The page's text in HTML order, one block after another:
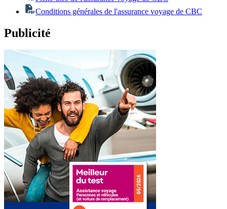
Conditions générales de l'assurance voyage de CBC
Publicité